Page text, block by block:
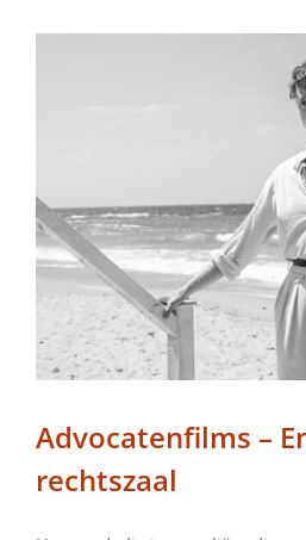
Advocatenfilms –
rechtszaal